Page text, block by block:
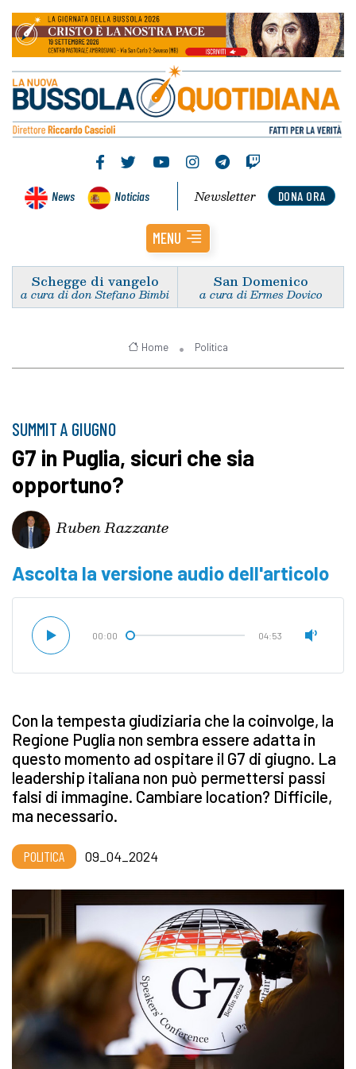
News Noticias DONA ORA
Newsletter
MENU
Schegge di vangelo
a cura di don Stefano Bimbi
San Domenico
a cura di Ermes Dovico
Home Politica
SUMMIT A GIUGNO
G7 in Puglia, sicuri che sia
opportuno?
Ruben Razzante
Ascolta la versione audio dell'articolo
00:00 04:53
Con la tempesta giudiziaria che la coinvolge, la
Regione Puglia non sembra essere adatta in
questo momento ad ospitare il G7 di giugno. La
leadership italiana non può permettersi passi
falsi di immagine. Cambiare location? Difficile,
ma necessario.
POLITICA 09_04_2024